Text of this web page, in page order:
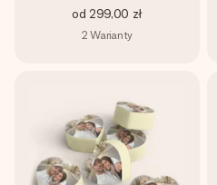
od 299,00 zł
2 Warianty